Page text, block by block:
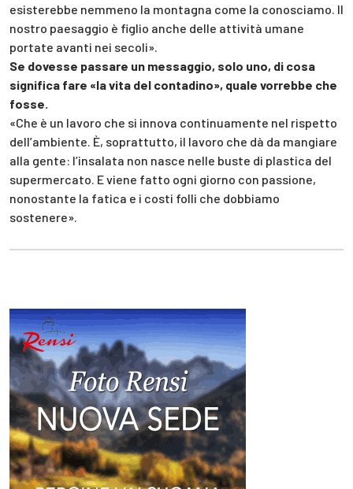
esisterebbe nemmeno la montagna come la conosciamo. Il
nostro paesaggio è figlio anche delle attività umane
portate avanti nei secoli».
Se dovesse passare un messaggio, solo uno, di cosa
significa fare «la vita del contadino», quale vorrebbe che
fosse.
«Che è un lavoro che si innova continuamente nel rispetto
dell’ambiente. È, soprattutto, il lavoro che dà da mangiare
alla gente: l’insalata non nasce nelle buste di plastica del
supermercato. E viene fatto ogni giorno con passione,
nonostante la fatica e i costi folli che dobbiamo
sostenere».